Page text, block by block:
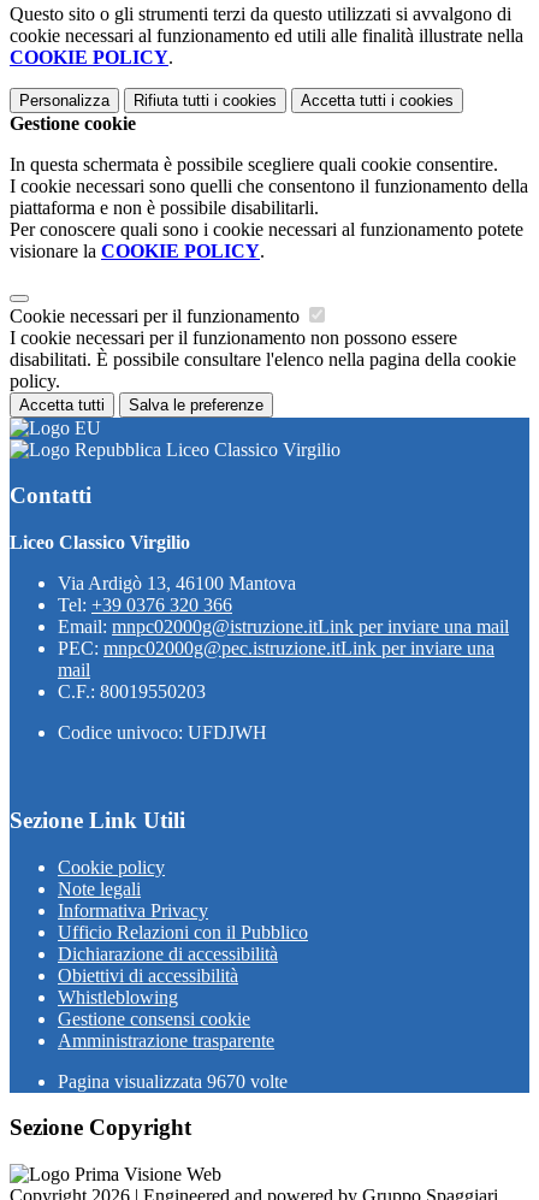
Questo sito o gli strumenti terzi da questo utilizzati si avvalgono di
cookie necessari al funzionamento ed utili alle finalità illustrate nella
COOKIE POLICY.
Personalizza Rifiuta tutti i cookies Accetta tutti i cookies
Gestione cookie
In questa schermata è possibile scegliere quali cookie consentire.
I cookie necessari sono quelli che consentono il funzionamento della
piattaforma e non è possibile disabilitarli.
Per conoscere quali sono i cookie necessari al funzionamento potete
visionare la COOKIE POLICY.
Cookie necessari per il funzionamento
I cookie necessari per il funzionamento non possono essere
disabilitati. È possibile consultare l'elenco nella pagina della cookie
policy.
Accetta tutti Salva le preferenze
Liceo Classico Virgilio
Contatti
Liceo Classico Virgilio
Via Ardigò 13, 46100 Mantova
Tel: +39 0376 320 366
Email: mnpc02000g@istruzione.itLink per inviare una mail
PEC: mnpc02000g@pec.istruzione.itLink per inviare una
mail
C.F.: 80019550203
Codice univoco: UFDJWH
Sezione Link Utili
Cookie policy
Note legali
Informativa Privacy
Ufficio Relazioni con il Pubblico
Dichiarazione di accessibilità
Obiettivi di accessibilità
Whistleblowing
Gestione consensi cookie
Amministrazione trasparente
Pagina visualizzata 9670 volte
Sezione Copyright
Copyright 2026 | Engineered and powered by Gruppo Spaggiari